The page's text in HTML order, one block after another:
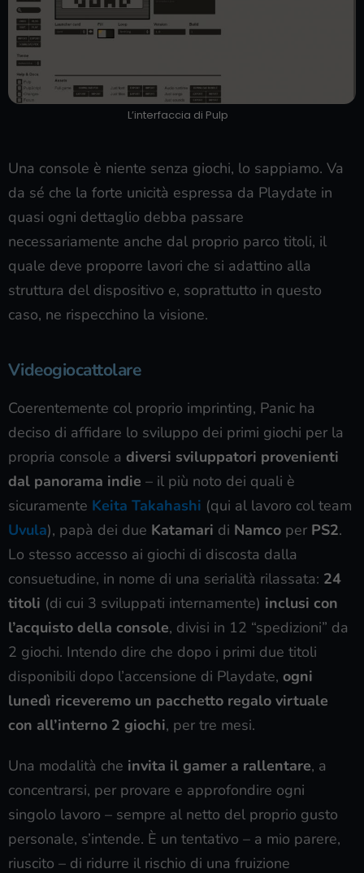
L’interfaccia di Pulp
Una console è niente senza giochi, lo sappiamo. Va
da sé che la forte unicità espressa da Playdate in
quasi ogni dettaglio debba passare
necessariamente anche dal proprio parco titoli, il
quale deve proporre lavori che si adattino alla
struttura del dispositivo e, soprattutto in questo
caso, ne rispecchino la visione.
Videogiocattolare
Coerentemente col proprio imprinting, Panic ha
deciso di affidare lo sviluppo dei primi giochi per la
propria console a diversi sviluppatori provenienti
dal panorama indie – il più noto dei quali è
sicuramente Keita Takahashi (qui al lavoro col team
Uvula), papà dei due Katamari di Namco per PS2.
Lo stesso accesso ai giochi di discosta dalla
consuetudine, in nome di una serialità rilassata: 24
titoli (di cui 3 sviluppati internamente) inclusi con
l’acquisto della console, divisi in 12 “spedizioni” da
2 giochi. Intendo dire che dopo i primi due titoli
disponibili dopo l’accensione di Playdate, ogni
lunedì riceveremo un pacchetto regalo virtuale
con all’interno 2 giochi, per tre mesi.
Una modalità che invita il gamer a rallentare, a
concentrarsi, per provare e approfondire ogni
singolo lavoro – sempre al netto del proprio gusto
personale, s’intende. È un tentativo – a mio parere,
riuscito – di ridurre il rischio di una fruizione